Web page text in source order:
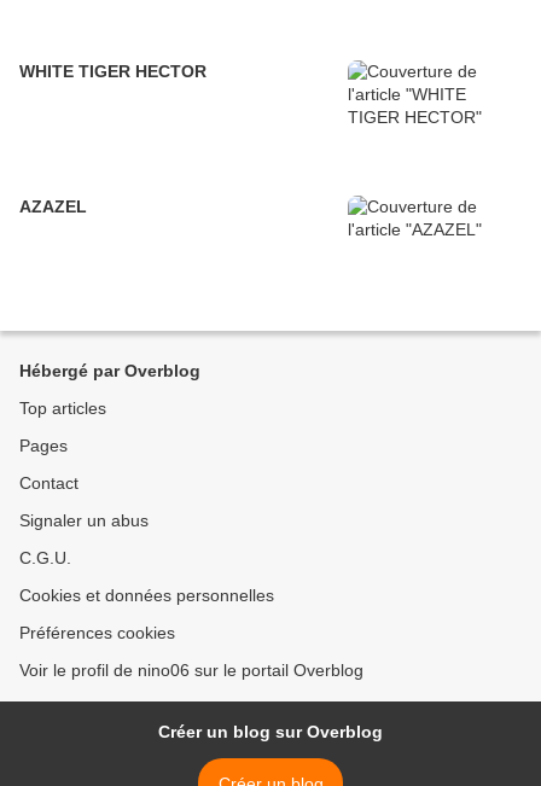
WHITE TIGER HECTOR
AZAZEL
Hébergé par Overblog
Top articles
Pages
Contact
Signaler un abus
C.G.U.
Cookies et données personnelles
Préférences cookies
Voir le profil de nino06 sur le portail Overblog
Créer un blog sur Overblog